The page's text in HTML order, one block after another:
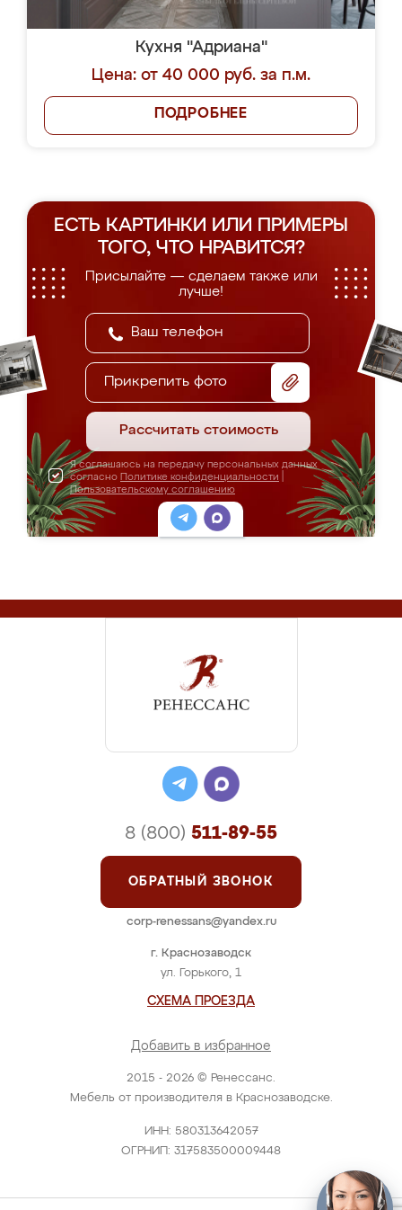
Кухня "Адриана"
Цена: от 40 000 руб. за п.м.
ПОДРОБНЕЕ
ЕСТЬ КАРТИНКИ ИЛИ ПРИМЕРЫ
ТОГО, ЧТО НРАВИТСЯ?
Присылайте — сделаем также или
лучше!
Прикрепить фото
Рассчитать стоимость
Я соглашаюсь на передачу персональных данных
согласно Политике конфиденциальности
Пользовательскому соглашению
2015 - 2026 © Ренессанс.
Мебель от производителя в Краснозаводске.
ИНН: 580313642057
ОГРНИП: 317583500009448
г. Краснозаводск
ул. Горького, 1
СХЕМА ПРОЕЗДА
Добавить в избранное
8 (800) 511-89-55
ОБРАТНЫЙ ЗВОНОК
corp-renessans@yandex.ru